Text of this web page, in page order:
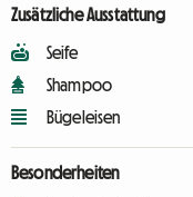
Zusätzliche Ausstattung
Seife
Shampoo
Bügeleisen
Besonderheiten